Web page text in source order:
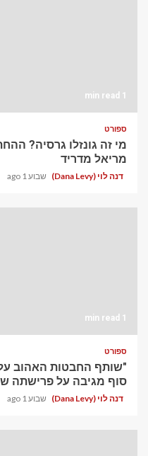
1 min read
ספורט
מי זה גונזלו גרסיה?
מריאל מדריד
דנה לוי (Dana Levy) שבוע 1 ago
1 min read
ספורט
"שותף החבטות האהוב
סוף מגיבה על פרישתה
דנה לוי (Dana Levy) שבוע 1 ago